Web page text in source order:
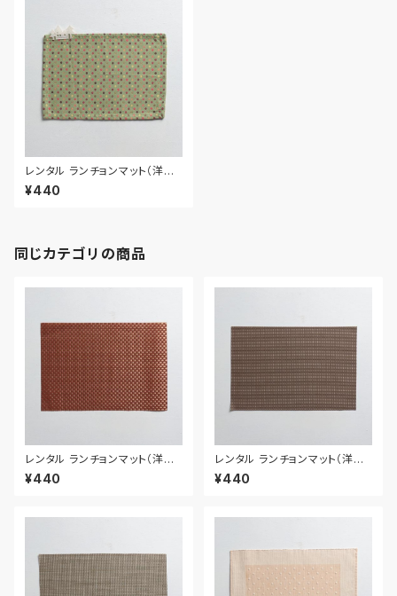
レンタル ランチョンマット（洋風）
33.4cm｜MAY014
¥440
同じカテゴリの商品
レンタル ランチョンマット（洋風）
43.5cm｜MAY019
¥440
レンタル ランチョンマット（洋風）
45.7cm｜MAY020
¥440